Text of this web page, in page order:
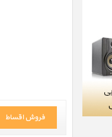
فروش اقساط